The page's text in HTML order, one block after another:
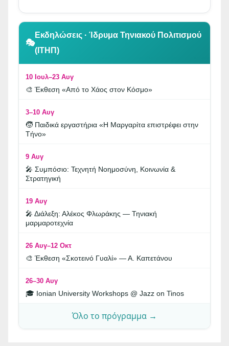
👆 Κλικ για περιήγηση
🎭
Εκδηλώσεις · Ίδρυμα Τηνιακού Πολιτισμού
(ΙΤΗΠ)
10 Ιουλ–23 Αυγ
🎨 Έκθεση «Από το Χάος στον Κόσμο»
3–10 Αυγ
🧒 Παιδικά εργαστήρια «Η Μαργαρίτα επιστρέφει στην
Τήνο»
9 Αυγ
🎤 Συμπόσιο: Τεχνητή Νοημοσύνη, Κοινωνία &
Στρατηγική
19 Αυγ
🎤 Διάλεξη: Αλέκος Φλωράκης — Τηνιακή
μαρμαροτεχνία
26 Αυγ–12 Οκτ
🎨 Έκθεση «Σκοτεινό Γυαλί» — Α. Καπετάνου
26–30 Αυγ
🎓 Ionian University Workshops @ Jazz on Tinos
Όλο το πρόγραμμα →